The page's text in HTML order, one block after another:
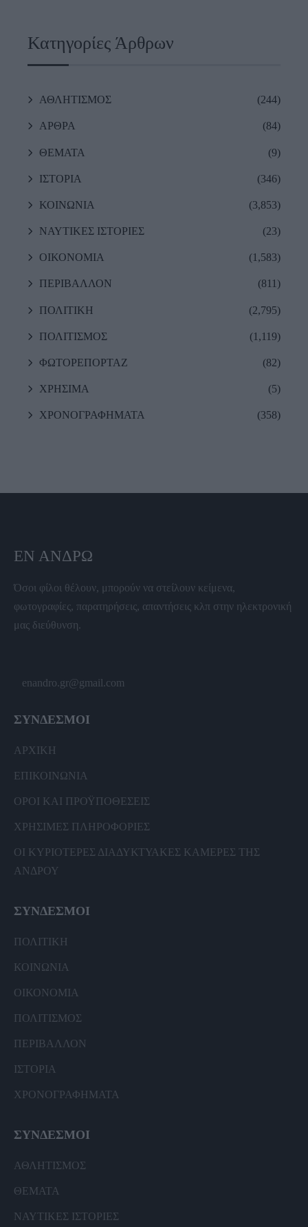
Κατηγορίες Άρθρων
ΑΘΛΗΤΙΣΜΟΣ (244)
ΑΡΘΡΑ (84)
ΘΕΜΑΤΑ (9)
ΙΣΤΟΡΙΑ (346)
ΚΟΙΝΩΝΙΑ (3,853)
ΝΑΥΤΙΚΕΣ ΙΣΤΟΡΙΕΣ (23)
ΟΙΚΟΝΟΜΙΑ (1,583)
ΠΕΡΙΒΑΛΛΟΝ (811)
ΠΟΛΙΤΙΚΗ (2,795)
ΠΟΛΙΤΙΣΜΟΣ (1,119)
ΦΩΤΟΡΕΠΟΡΤΑΖ (82)
ΧΡΗΣΙΜΑ (5)
ΧΡΟΝΟΓΡΑΦΗΜΑΤΑ (358)
ΕΝ ΆΝΔΡΩ
Όσοι φίλοι θέλουν, μπορούν να στείλουν κείμενα,
φωτογραφίες, παρατηρήσεις, απαντήσεις κλπ στην ηλεκτρονική
μας διεύθυνση.
enandro.gr@gmail.com
ΣΥΝΔΕΣΜΟΙ
ΑΡΧΙΚΗ
ΕΠΙΚΟΙΝΩΝΙΑ
ΟΡΟΙ ΚΑΙ ΠΡΟΫΠΟΘΕΣΕΙΣ
ΧΡΗΣΙΜΕΣ ΠΛΗΡΟΦΟΡΙΕΣ
ΟΙ ΚΥΡΙΟΤΕΡΕΣ ΔΙΑΔΥΚΤΥΑΚΕΣ ΚΑΜΕΡΕΣ ΤΗΣ
ΑΝΔΡΟΥ
ΣΥΝΔΕΣΜΟΙ
ΠΟΛΙΤΙΚΗ
ΚΟΙΝΩΝΙΑ
ΟΙΚΟΝΟΜΙΑ
ΠΟΛΙΤΙΣΜΟΣ
ΠΕΡΙΒΑΛΛΟΝ
ΙΣΤΟΡΙΑ
ΧΡΟΝΟΓΡΑΦΗΜΑΤΑ
ΣΥΝΔΕΣΜΟΙ
ΑΘΛΗΤΙΣΜΟΣ
ΘΕΜΑΤΑ
ΝΑΥΤΙΚΕΣ ΙΣΤΟΡΙΕΣ